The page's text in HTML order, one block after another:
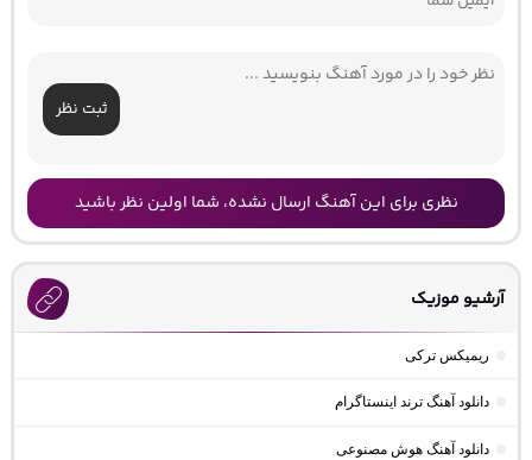
ثبت نظر
نظری برای این آهنگ ارسال نشده، شما اولین نظر باشید
آرشیو موزیک
ریمیکس ترکی
دانلود آهنگ ترند اینستاگرام
دانلود آهنگ هوش مصنوعی